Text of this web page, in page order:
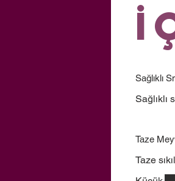
Sağlıklı
Sağlıklı
Taze
Taze